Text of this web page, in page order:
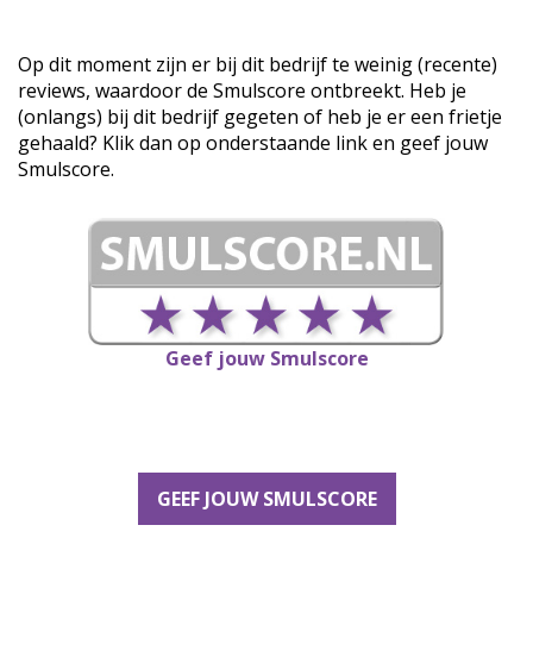
Op dit moment zijn er bij dit bedrijf te weinig (recente)
reviews, waardoor de Smulscore ontbreekt. Heb je
(onlangs) bij dit bedrijf gegeten of heb je er een frietje
gehaald? Klik dan op onderstaande link en geef jouw
Smulscore.
Geef jouw Smulscore
GEEF JOUW SMULSCORE